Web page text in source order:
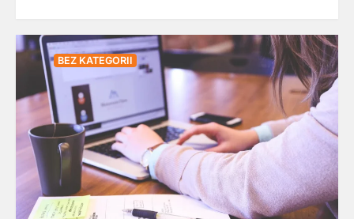
BEZ KATEGORII